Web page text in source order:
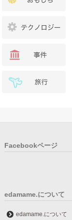
Facebookページ
edamame.について
edamame.について